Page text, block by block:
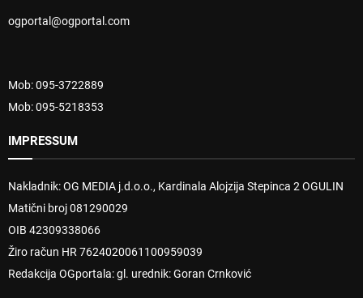
ogportal@ogportal.com
Mob: 095-3722889
Mob: 095-5218353
IMPRESSUM
Nakladnik: OG MEDIA j.d.o.o., Kardinala Alojzija Stepinca 2 OGULIN
Matični broj 081290029
OIB 42309338066
Žiro račun HR 7624020061100959039
Redakcija OGportala: gl. urednik: Goran Crnković